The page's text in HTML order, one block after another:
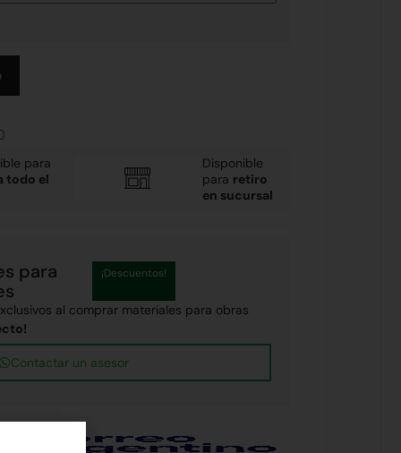
para
todo el
Disponible
para retiro
en sucursal
para
¡Descuentos!
al comprar materiales para obras
Contactar un asesor